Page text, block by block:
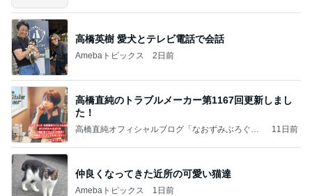
高橋英樹 愛犬とテレビ電話で会話
Amebaトピックス 2日前
高橋直純のトラブルメーカー第1167回更新しまし
た！
高橋直純オフィシャルブログ「なおずみぶろぐ」
11日前
仲良くなってきた近所の可愛い猫達
Amebaトピックス 1日前